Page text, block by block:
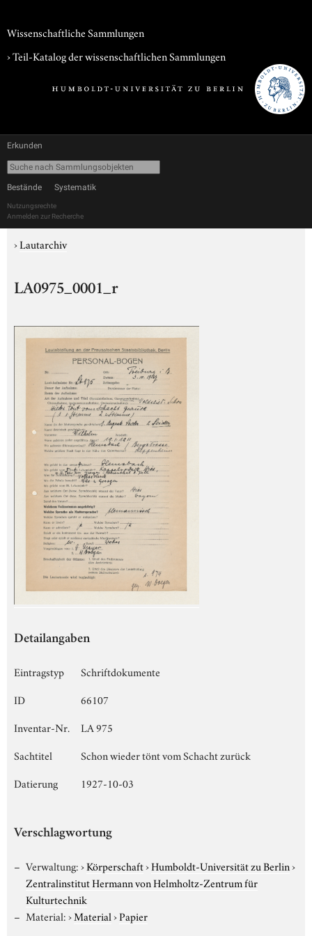
Wissenschaftliche Sammlungen
› Teil-Katalog der wissenschaftlichen Sammlungen
Erkunden
Bestände Systematik
Nutzungsrechte
Anmelden zur Recherche
›Lautarchiv
LA0975_0001_r
Detailangaben
Eintragstyp
Schriftdokumente
ID
66107
Inventar-Nr.
LA 975
Sachtitel
Schon wieder tönt vom Schacht zurück
Datierung
1927-10-03
Verschlagwortung
Verwaltung:›Körperschaft›Humboldt-Universität zu Berlin›
Zentralinstitut Hermann von Helmholtz-Zentrum für
Kulturtechnik
Material:›Material›Papier